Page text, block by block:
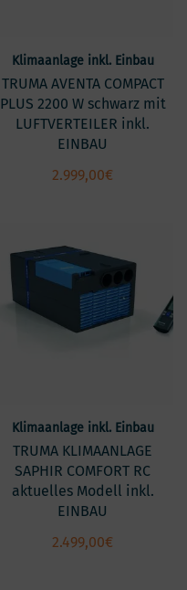
Klimaanlage inkl. Einbau
TRUMA AVENTA COMPACT
PLUS 2200 W schwarz mit
LUFTVERTEILER inkl.
EINBAU
2.999,00€
Klimaanlage inkl. Einbau
TRUMA KLIMAANLAGE
SAPHIR COMFORT RC
aktuelles Modell inkl.
EINBAU
2.499,00€